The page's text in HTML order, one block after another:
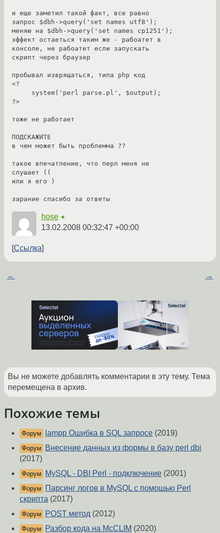
и еще заметил такой факт, все равно
запрос $dbh->query('set names utf8');
меняю на $dbh->query('set names cp1251');
эффект остаеться таким же - рабоатет в
консоле, не рабоатет если запускать
скрипт через браузер
пробывал изврящаться, типа php код
<?
?>
тоже не работает
ПОДСКАЖИТЕ
в чем может быть проблемма ??
такое впечатление, что перл меня не
слушает ((
или я его )
зарание спасибо за ответы
hose ★
13.02.2008 00:32:47 +00:00
Ссылка
← →
Вы не можете добавлять комментарии в эту тему. Тема
перемещена в архив.
Похожие темы
Форум lampp Ошибка в SQL запросе (2019)
Форум
Внесение данных из формы в базу perl dbi
(2017)
Форум MySQL - DBI Perl - подключение (2001)
Форум
Парсинг логов в MySQL с помощью Perl
скрипта (2017)
Форум POST метод (2012)
Форум Разбор кода на McCLIM (2020)